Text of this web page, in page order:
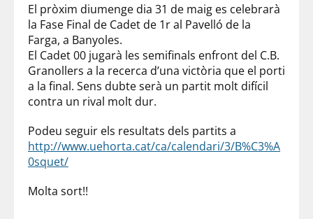
El pròxim diumenge dia 31 de maig es celebrarà
la Fase Final de Cadet de 1r al Pavelló de la
Farga, a Banyoles.
El Cadet 00 jugarà les semifinals enfront del C.B.
Granollers a la recerca d’una victòria que el porti
a la final. Sens dubte serà un partit molt difícil
contra un rival molt dur.
Podeu seguir els resultats dels partits a
http://www.uehorta.cat/ca/calendari/3/B%C3%A
0squet/
Molta sort!!